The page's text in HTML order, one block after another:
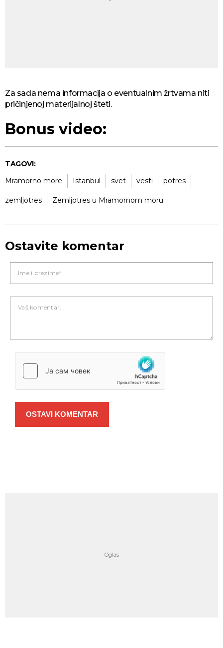
Za sada nema informacija o eventualnim žrtvama niti
pričinjenoj materijalnoj šteti.
Bonus video:
TAGOVI:
Mramorno more
Istanbul svet vesti potres
zemljotres Zemljotres u Mramornom moru
Ostavite komentar
OSTAVI KOMENTAR